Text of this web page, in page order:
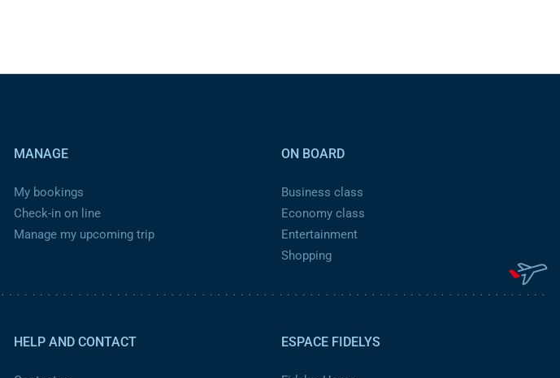
MANAGE
My bookings
Check-in on line
Manage my upcoming trip
ON BOARD
Business class
Economy class
Entertainment
Shopping
HELP AND CONTACT ESPACE FIDELYS